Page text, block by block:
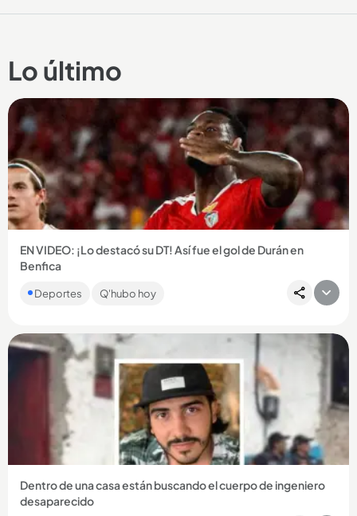
Lo último
EN VIDEO: ¡Lo destacó su DT! Así fue el gol de Durán en
Benfica
El colombiano marcó en el triunfo 6-1 del Benfica ante Hearts
y consiguió su primer gol oficial con el conjunto portugués....
Deportes Q'hubo hoy
Compartir Noticia
Dentro de una casa están buscando el cuerpo de ingeniero
desaparecido